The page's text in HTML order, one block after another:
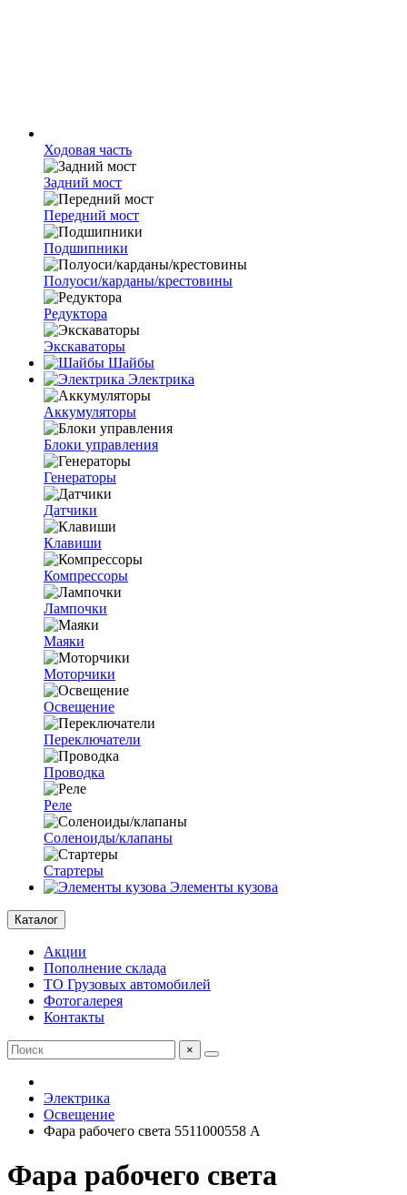
Ходовая часть
Задний мост
Передний мост
Подшипники
Полуоси/карданы/крестовины
Редуктора
Экскаваторы
Шайбы
Электрика
Аккумуляторы
Блоки управления
Генераторы
Датчики
Клавиши
Компрессоры
Лампочки
Маяки
Моторчики
Освещение
Переключатели
Проводка
Реле
Соленоиды/клапаны
Стартеры
Элементы кузова
Каталог
Акции
Пополнение склада
ТО Грузовых автомобилей
Фотогалерея
Контакты
×
Электрика
Освещение
Фара рабочего света 5511000558 A
Фара рабочего света